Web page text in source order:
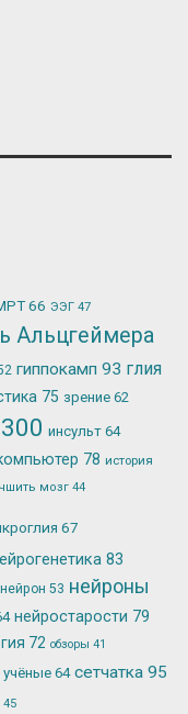
66 ЭЭГ 47
Альцгеймера
гиппокамп 93 глия
75 зрение 62
300 инсульт 64
78 история
мозг 44
67
83
нейрон 53 нейроны
нейростарости 79
72 обзоры 41
учёные64 сетчатка 95
45